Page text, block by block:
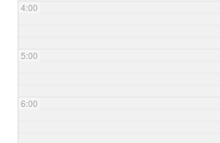
4:00
5:00
6:00